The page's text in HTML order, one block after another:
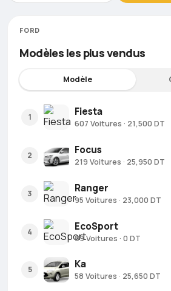
FORD
Modèles les plus vendus
Modèle
1 Fiesta
607 Voitures · 21,500 DT
2 Focus
219 Voitures · 25,950 DT
3 Ranger
95 Voitures · 23,000 DT
4 EcoSport
89 Voitures · 0 DT
5 Ka
58 Voitures · 25,650 DT